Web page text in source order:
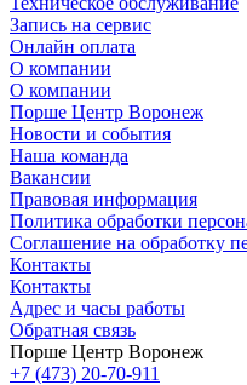
Запись на сервис
Онлайн оплата
О компании
О компании
Порше Центр Воронеж
Новости и события
Наша команда
Вакансии
Правовая информация
Политика обработки
Соглашение на обработку
Контакты
Контакты
Адрес и часы работы
Обратная связь
Порше Центр Воронеж
+7 (473) 20-70-911